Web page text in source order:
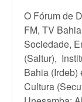
O Fórum de
FM, TV
Sociedade,
(Saltur),
Bahia (Irdeb)
Cultura